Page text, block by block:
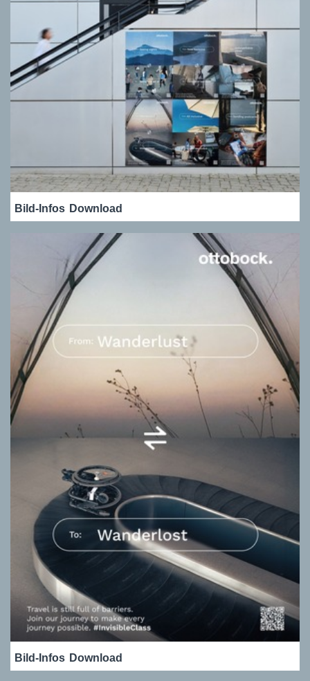
Bild-Infos Download
Bild-Infos Download